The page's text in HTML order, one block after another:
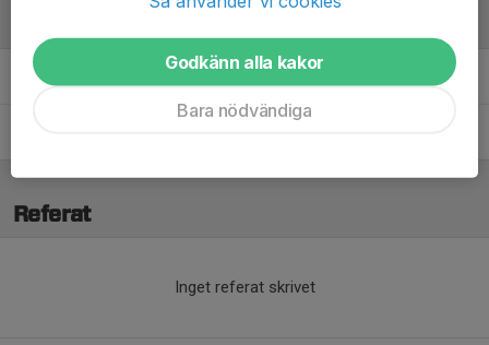
Referat
Inget referat skrivet
Godkänn alla kakor
Bara nödvändiga